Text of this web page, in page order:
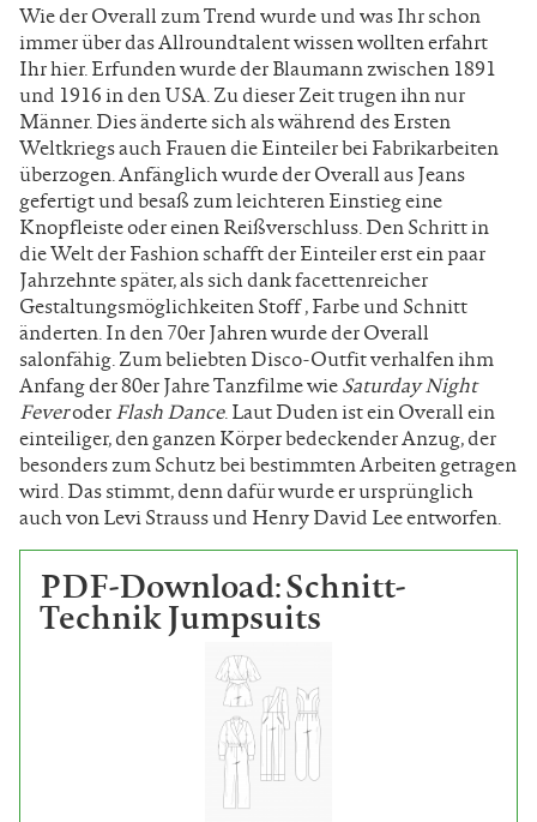
Wie der Overall zum Trend wurde und was Ihr schon
immer über das Allroundtalent wissen wollten erfahrt
Ihr hier. Erfunden wurde der Blaumann zwischen 1891
und 1916 in den USA. Zu dieser Zeit trugen ihn nur
Männer. Dies änderte sich als während des Ersten
Weltkriegs auch Frauen die Einteiler bei Fabrikarbeiten
überzogen. Anfänglich wurde der Overall aus Jeans
gefertigt und besaß zum leichteren Einstieg eine
Knopfleiste oder einen Reißverschluss. Den Schritt in
die Welt der Fashion schafft der Einteiler erst ein paar
Jahrzehnte später, als sich dank facettenreicher
Gestaltungsmöglichkeiten Stoff , Farbe und Schnitt
änderten. In den 70er Jahren wurde der Overall
salonfähig. Zum beliebten Disco-Outfit verhalfen ihm
Anfang der 80er Jahre Tanzfilme wieSaturday Night
FeveroderFlash Dance. Laut Duden ist ein Overall ein
einteiliger, den ganzen Körper bedeckender Anzug, der
besonders zum Schutz bei bestimmten Arbeiten getragen
wird. Das stimmt, denn dafür wurde er ursprünglich
auch von Levi Strauss und Henry David Lee entworfen.
PDF-Download: Schnitt-
Technik Jumpsuits